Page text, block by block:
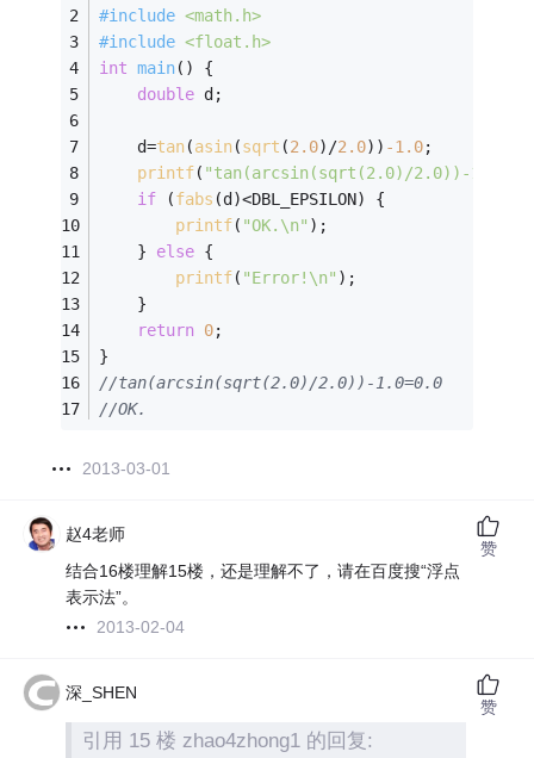
#include <math.h>
#include <float.h>
int main()
{
double d;
    d=
tan(asin(sqrt (2.0)/2.0)) -1.0;
printf( "tan(arcsin(sqrt(2.0)/2.0))-
if (fabs (d)<DBL_EPSILON) {
printf( "OK.\n" );
    }
else {
printf( "Error!\n" );
    }
return 0;
}
//tan(arcsin(sqrt(2.0)/2.0))-1.0=0.0
//OK.
2013-03-01
赵4老师
结合16楼理解15楼，还是理解不了，请在百度搜“浮点
表示法”。
2013-02-04
赞
深_SHEN
引用 15 楼 zhao4zhong1 的回复:
赞